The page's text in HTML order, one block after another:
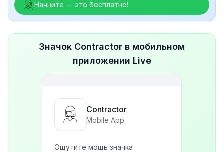
Начните — это бесплатно!
Значок Contractor в мобильном
приложении Live
Contractor
Mobile App
Ощутите мощь значка